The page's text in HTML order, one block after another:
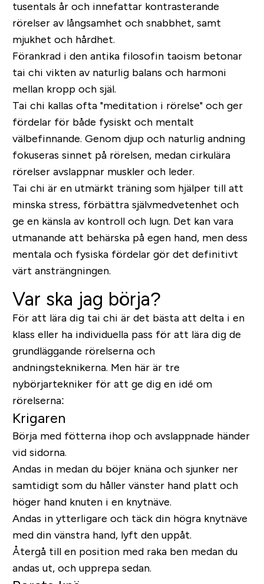
tusentals år och innefattar kontrasterande
rörelser av långsamhet och snabbhet, samt
mjukhet och hårdhet.
Förankrad i den antika filosofin taoism betonar
tai chi vikten av naturlig balans och harmoni
mellan kropp och själ.
Tai chi kallas ofta "meditation i rörelse" och ger
fördelar för både fysiskt och mentalt
välbefinnande. Genom djup och naturlig andning
fokuseras sinnet på rörelsen, medan cirkulära
rörelser avslappnar muskler och leder.
Tai chi är en utmärkt träning som hjälper till att
minska stress, förbättra självmedvetenhet och
ge en känsla av kontroll och lugn. Det kan vara
utmanande att behärska på egen hand, men dess
mentala och fysiska fördelar gör det definitivt
värt ansträngningen.
Var ska jag börja?
För att lära dig tai chi är det bästa att delta i en
klass eller ha individuella pass för att lära dig de
grundläggande rörelserna och
andningsteknikerna. Men här är tre
nybörjartekniker för att ge dig en idé om
rörelserna:
Krigaren
Börja med fötterna ihop och avslappnade händer
vid sidorna.
Andas in medan du böjer knäna och sjunker ner
samtidigt som du håller vänster hand platt och
höger hand knuten i en knytnäve.
Andas in ytterligare och täck din högra knytnäve
med din vänstra hand, lyft den uppåt.
Återgå till en position med raka ben medan du
andas ut, och upprepa sedan.